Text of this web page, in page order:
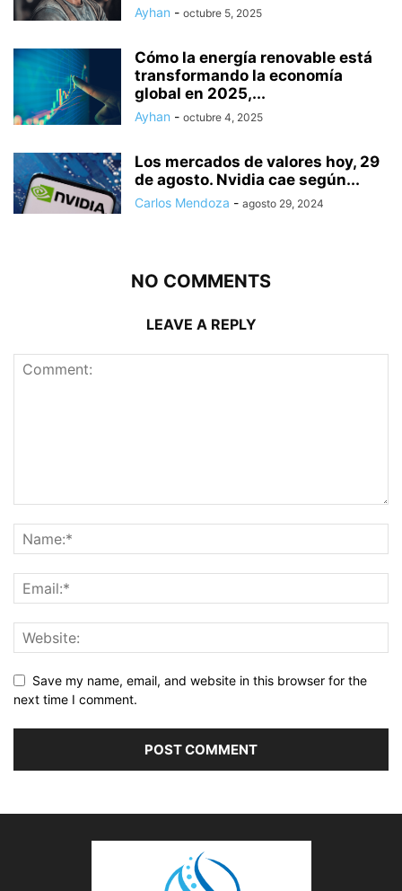
Ayhan - octubre 5, 2025
Cómo la energía renovable está
transformando la economía
global en 2025,...
Ayhan - octubre 4, 2025
Los mercados de valores hoy, 29
de agosto. Nvidia cae según...
Carlos Mendoza - agosto 29, 2024
NO COMMENTS
LEAVE A REPLY
Save my name, email, and website in this browser for the
next time I comment.